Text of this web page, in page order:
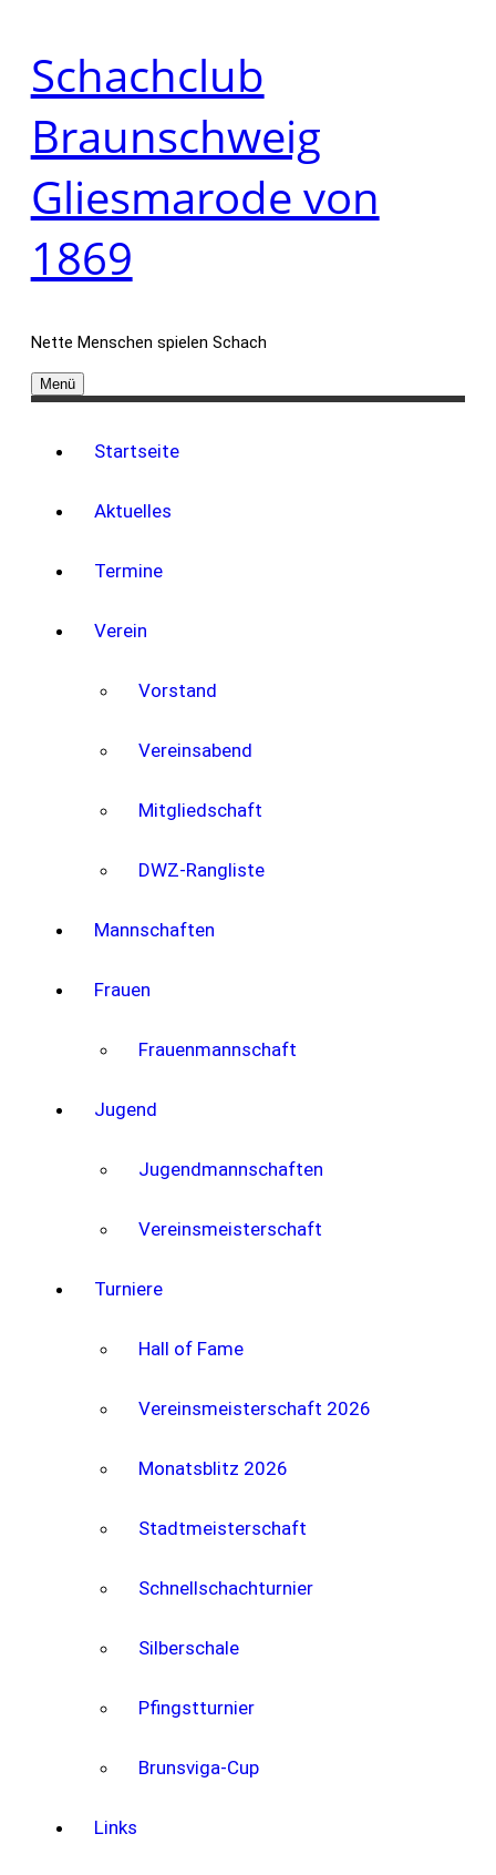
Zum
Inhalt
springen
Schachclub
Braunschweig
Gliesmarode von
1869
Nette Menschen spielen Schach
Menü
Startseite
Aktuelles
Termine
Verein
Vorstand
Vereinsabend
Mitgliedschaft
DWZ-Rangliste
Mannschaften
Frauen
Frauenmannschaft
Jugend
Jugendmannschaften
Vereinsmeisterschaft
Turniere
Hall of Fame
Vereinsmeisterschaft 2026
Monatsblitz 2026
Stadtmeisterschaft
Schnellschachturnier
Silberschale
Pfingstturnier
Brunsviga-Cup
Links